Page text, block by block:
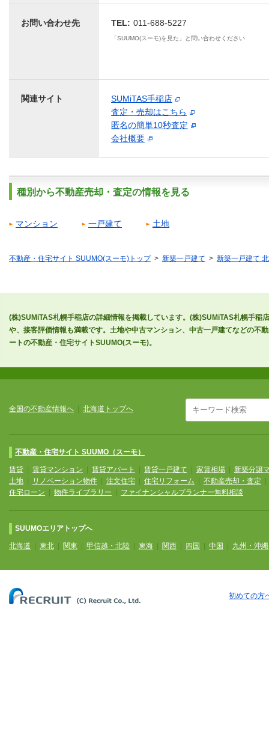
お問い合わせ先 TEL: 011-688-5227
「SUUMO(スーモ)を見た」と問い合わせください
関連サイト
SUMiTAS手稲店
査定・売却はこちら
匿名の簡単10秒査定
会社概要
種別から不動産売却・査定の情報を見る
マンション 一戸建て 土地
不動産・住宅サイト SUUMO(スーモ)トップ 新築一戸建て 新築一戸建て
(株)SUMiTAS札幌手稲店の詳細情報を掲載しています。(株)SUMiTAS札幌手稲
や、接客評価情報も満載です。土地や中古マンション、中古一戸建てなどの不
ートの不動産・住宅サイトSUUMO(スーモ)。
全国の不動産情報へ 北海道トップへ
不動産・住宅サイト SUUMO（スーモ）
賃貸 賃貸マンション 賃貸アパート 賃貸一戸建て 家賃相場
新築分譲
土地
リノベーション物件 注文住宅 住宅リフォーム 不動産売却・査定
住宅ローン
物件ライブラリー ファイナンシャルプランナー無料相談
SUUMOエリアトップへ
北海道 東北 関東 甲信越・北陸 東海 関西 四国 中国 九州・沖縄
初めての方